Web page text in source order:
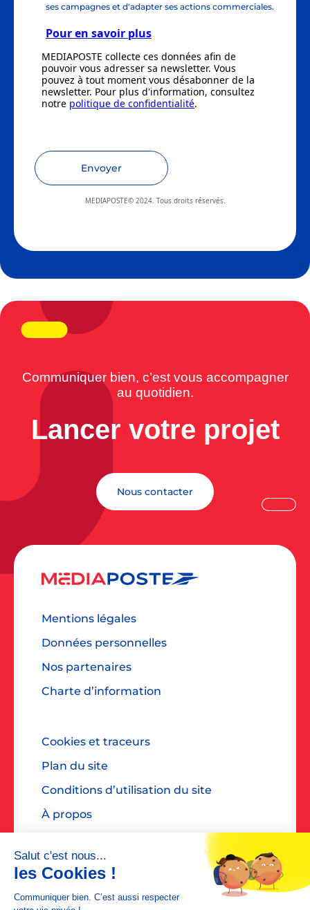
ses campagnes et d'adapter ses actions commerciales.
Pour en savoir plus
MEDIAPOSTE collecte ces données afin de
pouvoir vous adresser sa newsletter. Vous
pouvez à tout moment vous désabonner de la
newsletter. Pour plus d'information, consultez
notre politique de confidentialité.
Envoyer
MEDIAPOSTE© 2024. Tous droits réservés.
Communiquer bien, c’est vous accompagner
au quotidien.
Lancer votre projet
Nous contacter
Mentions légales
Données personnelles
Nos partenaires
Charte d’information
Cookies et traceurs
Plan du site
Conditions d’utilisation du site
À propos
Accessibilité : non conforme
Contact presse : diane@dialoguespr.fr